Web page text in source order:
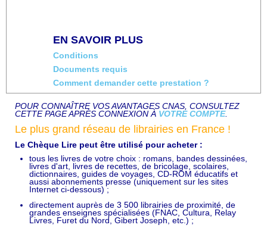
EN SAVOIR PLUS
Conditions
Documents requis
Comment demander cette prestation ?
POUR CONNAÎTRE VOS AVANTAGES CNAS, CONSULTEZ
CETTE PAGE APRÈS CONNEXION À VOTRE COMPTE.
Le plus grand réseau de librairies en France !
Le Chèque Lire peut être utilisé pour acheter :
tous les livres de votre choix : romans, bandes dessinées,
livres d'art, livres de recettes, de bricolage, scolaires,
dictionnaires, guides de voyages, CD-ROM éducatifs et
aussi abonnements presse (uniquement sur les sites
Internet ci-dessous) ;
directement auprès de 3 500 librairies de proximité, de
grandes enseignes spécialisées (FNAC, Cultura, Relay
Livres, Furet du Nord, Gibert Joseph, etc.) ;